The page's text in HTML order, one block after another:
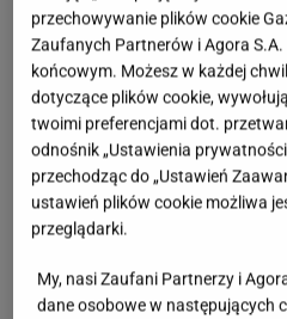
nadwerężają portfela.
chcemy łatwości w
dziewczęcej estetyki, która
przechowywanie plików cookie
Zaufanych Partnerów i Agora
końcowym. Możesz w każdej
dotyczące plików cookie,
twoimi preferencjami dot.
odnośnik „Ustawienia
przechodząc do „Ustawień
ustawień plików cookie możliwa
przeglądarki.
My, nasi Zaufani Partnerzy i
dane osobowe w następujących